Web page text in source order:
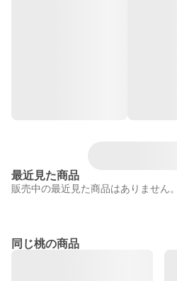
最近見た商品
販売中の最近見た商品はありません。
同じ桃の商品